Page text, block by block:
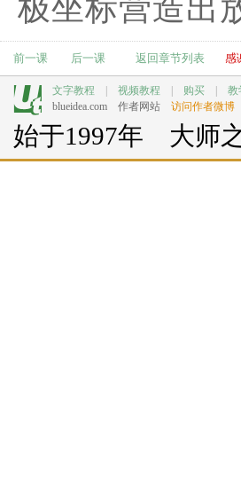
极坐标营造出
前一课 后一课 返回章节列表 感
文字教程 视频教程 购买 教
blueidea.com
作者网站 访问作者微博
始于1997年 大师